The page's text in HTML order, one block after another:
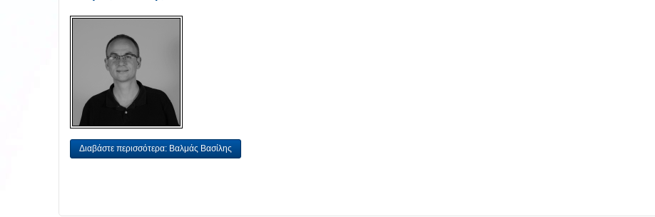
Διαβάστε περισσότερα: Βαλμάς Βασίλης